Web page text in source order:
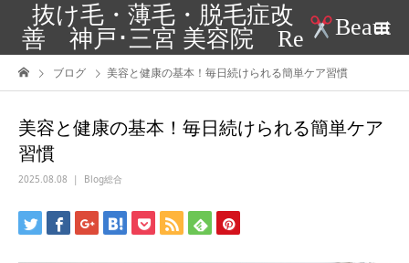
抜け毛・薄毛・脱毛症改
善 神戸･三宮 美容院 Re
Beaut
ブログ 美容と健康の基本！毎日続けられる簡単ケア習慣
美容と健康の基本！毎日続けられる簡単ケア
習慣
2025.08.08 Blog総合